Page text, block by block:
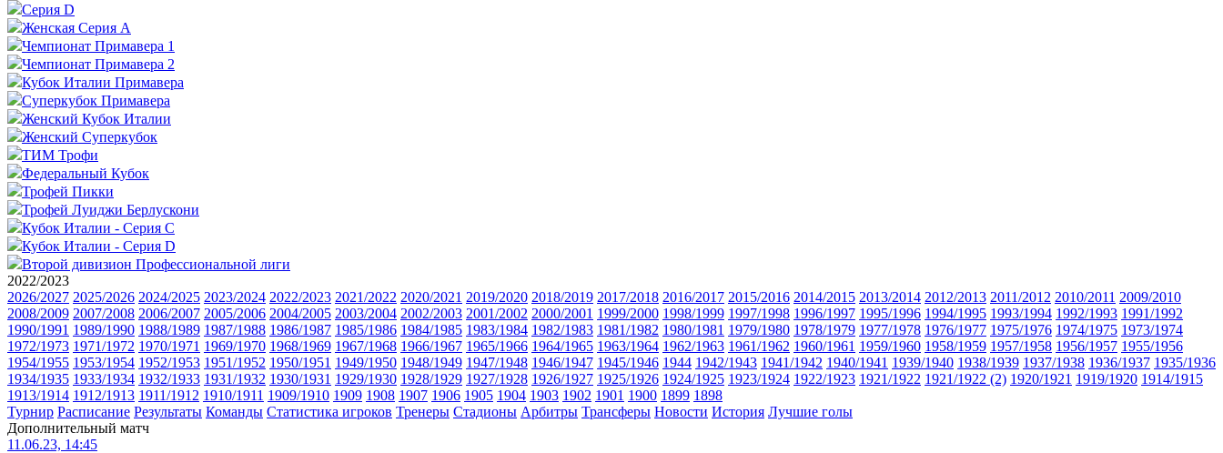
Серия D
Женская Серия А
Чемпионат Примавера 1
Чемпионат Примавера 2
Кубок Италии Примавера
Суперкубок Примавера
Женский Кубок Италии
Женский Суперкубок
ТИМ Трофи
Федеральный Кубок
Трофей Пикки
Трофей Луиджи Берлускони
Кубок Италии - Серия C
Кубок Италии - Серия D
Второй дивизион Профессиональной лиги
2022/2023
2026/2027 2025/2026 2024/2025 2023/2024 2022/2023 2021/2022 2020/2021 2019/2020 2018/2019 2017/2018 2016/2017 2015/2016 2014/2015 2013/2014 2012/2013 2011/2012 2010/2011 2009/2010
2008/2009 2007/2008 2006/2007 2005/2006 2004/2005 2003/2004 2002/2003 2001/2002 2000/2001 1999/2000 1998/1999 1997/1998 1996/1997 1995/1996 1994/1995 1993/1994 1992/1993 1991/1992
1990/1991 1989/1990 1988/1989 1987/1988 1986/1987 1985/1986 1984/1985 1983/1984 1982/1983 1981/1982 1980/1981 1979/1980 1978/1979 1977/1978 1976/1977 1975/1976 1974/1975 1973/1974
1972/1973 1971/1972 1970/1971 1969/1970 1968/1969 1967/1968 1966/1967 1965/1966 1964/1965 1963/1964 1962/1963 1961/1962 1960/1961 1959/1960 1958/1959 1957/1958 1956/1957 1955/1956
1954/1955 1953/1954 1952/1953 1951/1952 1950/1951 1949/1950 1948/1949 1947/1948 1946/1947 1945/1946 1944 1942/1943 1941/1942 1940/1941 1939/1940 1938/1939 1937/1938 1936/1937 1935/1936
1934/1935 1933/1934 1932/1933 1931/1932 1930/1931 1929/1930 1928/1929 1927/1928 1926/1927 1925/1926 1924/1925 1923/1924 1922/1923 1921/1922 1921/1922 (2) 1920/1921 1919/1920 1914/1915
1913/1914 1912/1913 1911/1912 1910/1911 1909/1910 1909 1908 1907 1906 1905 1904 1903 1902 1901 1900 1899 1898
Турнир Расписание Результаты Команды Статистика игроков Тренеры Стадионы Арбитры Трансферы Новости История Лучшие голы
Дополнительный матч
11.06.23, 14:45